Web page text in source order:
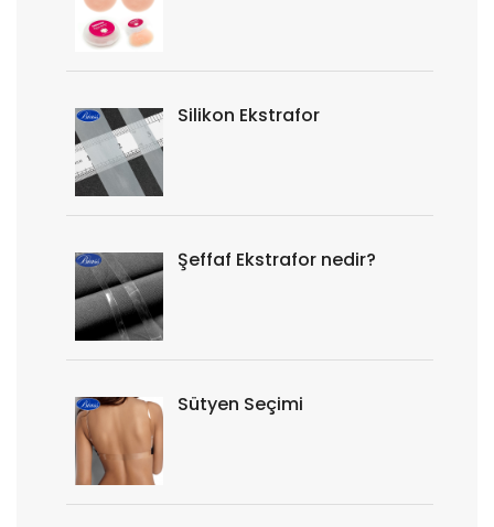
Silikon Ekstrafor
Şeffaf Ekstrafor nedir?
Sütyen Seçimi